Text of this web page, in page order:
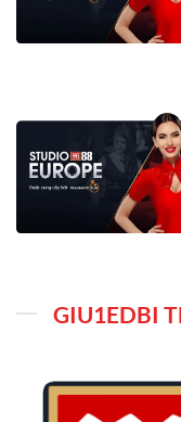
GIU1EDBI